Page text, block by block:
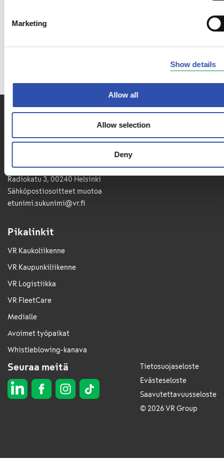
Marketing
Show details
Allow all
Allow selection
Deny
PL 488, 00096 VR
Radiokatu 3, 00240 Helsinki
Sähkö­posti­osoitteet muotoa
etunimi.sukunimi@vr.fi
Pikalinkit
VR Kaukoliikenne
VR Kaupunkiliikenne
VR Logistiikka
VR FleetCare
Medialle
Avoimet työpaikat
Whistleblowing-kanava
Seuraa meitä
Tietosuojaseloste
Evästeseloste
Saavutettavuusseloste
© 2026 VR Group